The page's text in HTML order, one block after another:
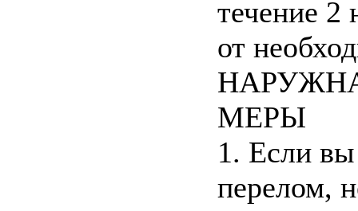
течение 2
от
МЕРЫ
1. Если вы
перелом,